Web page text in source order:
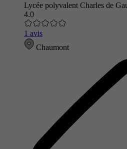
Lycée polyvalent Charles de
4.0
1 avis
Chaumont